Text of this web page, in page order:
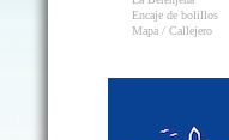
Encaje de bolillos
Mapa / Callejero